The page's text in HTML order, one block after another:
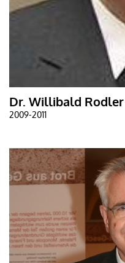
Dr. Willibald Rodler
2009-2011